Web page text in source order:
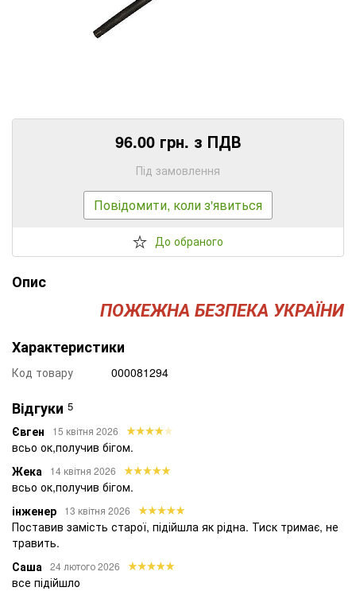
96.00 грн. з ПДВ
Під замовлення
Повідомити, коли з'явиться
До обраного
Опис
ПОЖЕЖНА БЕЗПЕКА УКРАЇНИ
Характеристики
Код товару 000081294
Відгуки 5
Євген 15 квітня 2026
всьо ок,получив бігом.
Жека
14 квітня 2026
всьо ок,получив бігом.
інженер
13 квітня 2026
Поставив замість старої, підійшла як рідна. Тиск тримає, не
травить.
Саша
24 лютого 2026
все підійшло